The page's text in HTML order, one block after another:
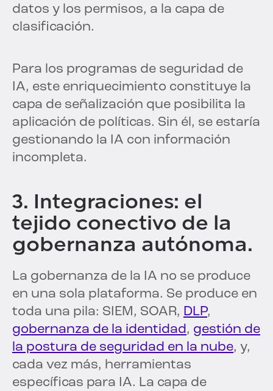
datos y los permisos, a la capa de
clasificación.
Para los programas de seguridad de
IA, este enriquecimiento constituye la
capa de señalización que posibilita la
aplicación de políticas. Sin él, se estaría
gestionando la IA con información
incompleta.
3. Integraciones: el
tejido conectivo de la
gobernanza autónoma.
La gobernanza de la IA no se produce
en una sola plataforma. Se produce en
toda una pila: SIEM, SOAR, DLP,
gobernanza de la identidad, gestión de
la postura de seguridad en la nube, y,
cada vez más, herramientas
específicas para IA. La capa de